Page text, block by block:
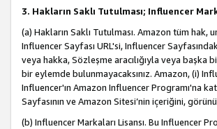
3. Hakların Saklı Tutulması; Influencer
(a) Hakların Saklı Tutulması. Amazon tüm
Influencer Sayfası URL'si, Influencer
veya hakka, Sözleşme aracılığıyla veya başka
bir eylemde bulunmayacaksınız. Amazon, (i)
Influencer'ın Amazon Influencer Programı'na
Sayfasının ve Amazon Sitesi’nin içeriğini,
(b) Influencer Markaları Lisansı. Bu Influencer